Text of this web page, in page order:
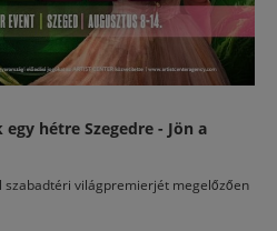
hétre Szegedre - Jön a
világpremierjét megelőzően